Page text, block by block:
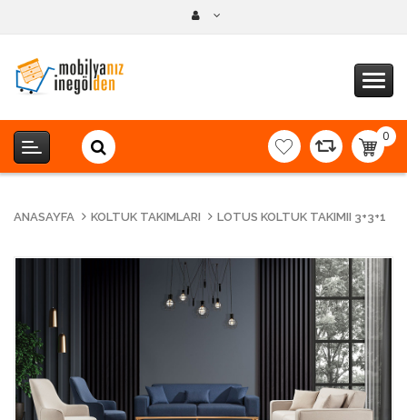
0
-
ANASAYFA KOLTUK TAKIMLARI LOTUS KOLTUK TAKIMII 3+3+1